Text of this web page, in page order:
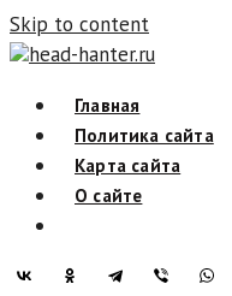
Skip to content
head-hanter.ru
Главная
Политика сайта
Карта сайта
О сайте